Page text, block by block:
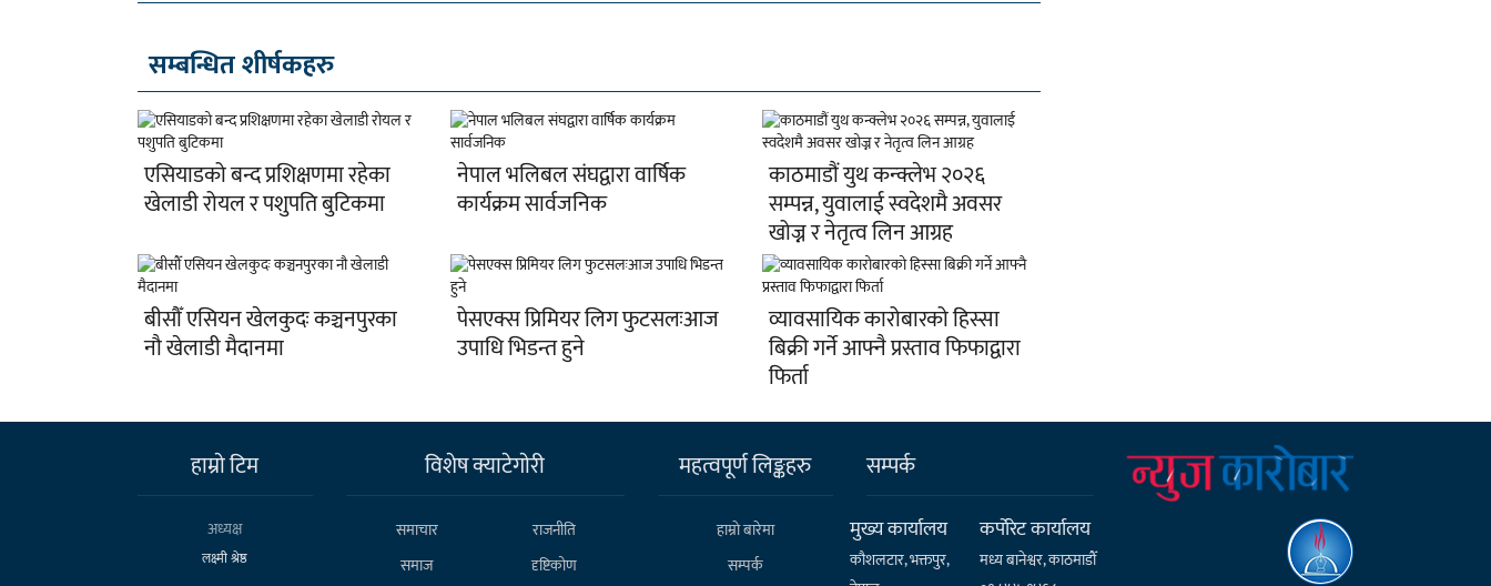
सम्बन्धित शीर्षकहरु
एसियाडको बन्द प्रशिक्षणमा रहेका
खेलाडी रोयल र पशुपति बुटिकमा
नेपाल भलिबल संघद्वारा वार्षिक
कार्यक्रम सार्वजनिक
काठमाडौं युथ कन्क्लेभ २०२६
सम्पन्न, युवालाई स्वदेशमै अवसर
खोज्न र नेतृत्व लिन आग्रह
बीसौँ एसियन खेलकुदः कञ्चनपुरका
नौ खेलाडी मैदानमा
पेसएक्स प्रिमियर लिग फुटसलःआज
उपाधि भिडन्त हुने
व्यावसायिक कारोबारको हिस्सा
बिक्री गर्ने आफ्नै प्रस्ताव फिफाद्वारा
फिर्ता
हाम्राे टिम
अध्यक्ष
लक्ष्मी श्रेष्ठ
विशेष क्याटेगाेरी
समाचार
राजनीति
समाज
दृष्टिकोण
महत्वपूर्ण लिङ्कहरु
हाम्राे बारेमा
सम्पर्क
सम्पर्क
मुख्य कार्यालय
कौशलटार, भक्तपुर,
कर्पाेरेट कार्यालय
मध्य बानेश्वर, काठमाडौँ